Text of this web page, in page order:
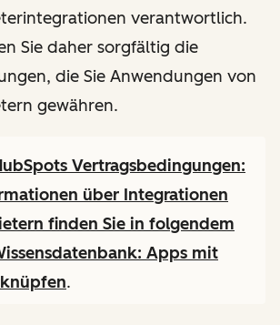
verantwortlich.
Sie daher sorgfältig die
die Sie Anwendungen von
gewähren.
Vertragsbedingungen:
über Integrationen
finden Sie in folgendem
Apps mit
.